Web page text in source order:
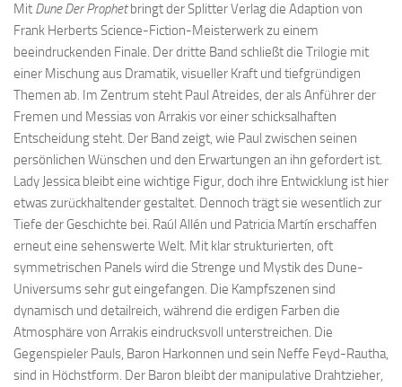
Mit Dune Der Prophetbringt der Splitter Verlag die Adaption von
Frank Herberts Science-Fiction-Meisterwerk zu einem
beeindruckenden Finale. Der dritte Band schließt die Trilogie mit
einer Mischung aus Dramatik, visueller Kraft und tiefgründigen
Themen ab. Im Zentrum steht Paul Atreides, der als Anführer der
Fremen und Messias von Arrakis vor einer schicksalhaften
Entscheidung steht. Der Band zeigt, wie Paul zwischen seinen
persönlichen Wünschen und den Erwartungen an ihn gefordert ist.
Lady Jessica bleibt eine wichtige Figur, doch ihre Entwicklung ist hier
etwas zurückhaltender gestaltet. Dennoch trägt sie wesentlich zur
Tiefe der Geschichte bei. Raúl Allén und Patricia Martín erschaffen
erneut eine sehenswerte Welt. Mit klar strukturierten, oft
symmetrischen Panels wird die Strenge und Mystik des Dune-
Universums sehr gut eingefangen. Die Kampfszenen sind
dynamisch und detailreich, während die erdigen Farben die
Atmosphäre von Arrakis eindrucksvoll unterstreichen. Die
Gegenspieler Pauls, Baron Harkonnen und sein Neffe Feyd-Rautha,
sind in Höchstform. Der Baron bleibt der manipulative Drahtzieher,